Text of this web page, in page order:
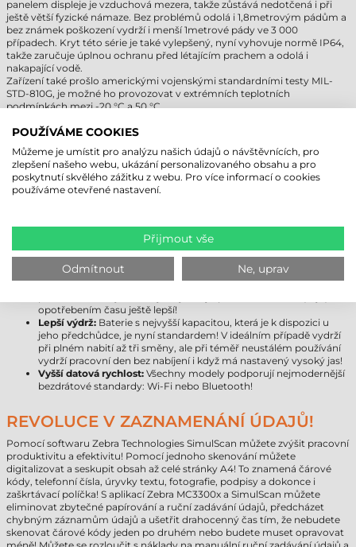
panelem displeje je vzduchová mezera, takže zůstává nedotčená i při
ještě větší fyzické námaze. Bez problémů odolá i 1,8metrovým pádům a
bez známek poškození vydrží i menší 1metrové pády ve 3 000
případech. Kryt této série je také vylepšený, nyní vyhovuje normě IP64,
takže zaručuje úplnou ochranu před létajícím prachem a odolá i
nakapající vodě.
Zařízení také prošlo americkými vojenskými standardními testy MIL-
STD-810G, je možné ho provozovat v extrémních teplotních
podmínkách mezi -20 °C a 50 °C.
MOTOROLA/SYMBOL MC3300 VS. ZEBRA
MC3300X
Nový procesor:8jádrový procesor Qualcomm 2,2 GHz poskytuje
modernější platformu nejlepšího výkonu s víceletou zárukou.
Model Zebra MC3300x přichází s nejnovějším
operačním systémem společnosti Google, který lze později
inovovat na verzi 11, takže si můžete být jisti, že zařízení
nezestárne!
Masivnější kryt zařízení:Výrobce pokročil v inovaci odolnosti
opotřebením času ještě lepší!
Lepší výdrž: Baterie s nejvyšší kapacitou, která je k dispozici u
jeho předchůdce, je nyní standardem! V ideálním případě vydrží
při plném nabití až tři směny, ale při téměř neustálém používání
vydrží pracovní den bez nabíjení i když má nastavený vysoký jas!
Vyšší datová rychlost: Všechny modely podporují nejmodernější
bezdrátové standardy: Wi-Fi nebo Bluetooth!
REVOLUCE V ZAZNAMENÁNÍ ÚDAJŮ!
Pomocí softwaru Zebra Technologies SimulScan můžete zvýšit pracovní
produktivitu a efektivitu! Pomocí jednoho skenování můžete
digitalizovat a seskupit obsah až celé stránky A4! To znamená čárové
kódy, telefonní čísla, úryvky textu, fotografie, podpisy a dokonce i
zaškrtávací políčka! S aplikací Zebra MC3300x a SimulScan můžete
eliminovat zbytečné papírování a ruční zadávání údajů, předcházet
chybným záznamům údajů a ušetřit drahocenný čas tím, že nebudete
skenovat čárové kódy jeden po druhém nebo budete muset opravovat
POUŽÍVÁME COOKIES
Můžeme je umístit pro analýzu našich údajů o návštěvnících, pro
zlepšení našeho webu, ukázání personalizovaného obsahu a pro
poskytnutí skvělého zážitku z webu. Pro více informací o cookies
používáme otevřené nastavení.
Přijmout vše
Odmítnout Ne, uprav